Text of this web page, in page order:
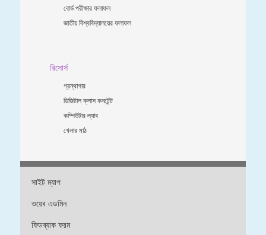
বোর্ড পরীক্ষার ফলাফল
জাতীয় বিশ্ববিদ্যালয়ের ফলাফল
রিসোর্স
গ্রন্থাগার
ডিজিটাল ক্লাস কনটেন্ট
কম্পিউটার ল্যাব
খেলার মাঠ
সাইট ম্যাপ
ওয়েব এডমিন
ফিডব্যাক ফরম